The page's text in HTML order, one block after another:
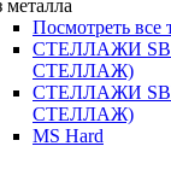
металла
Посмотреть все
СТЕЛЛАЖИ SB
СТЕЛЛАЖ)
СТЕЛЛАЖИ
СТЕЛЛАЖ)
MS Hard